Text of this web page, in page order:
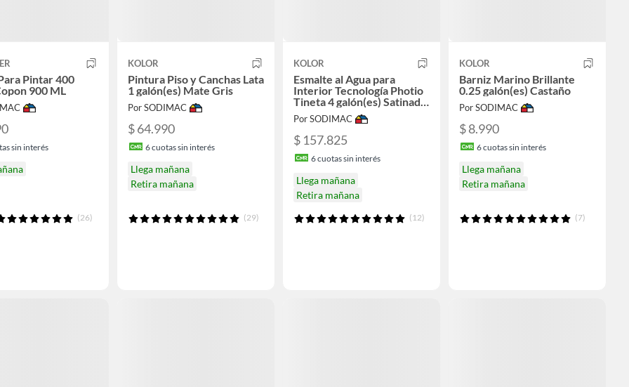
Pintar 400
900 ML
sin interés
(26)
KOLOR
Pintura Piso y Canchas Lata
1 galón(es) Mate Gris
Por SODIMAC
$ 64.990
6cuotas sin interés
Llega mañana
Retira mañana
(29)
KOLOR
Esmalte al Agua para
Interior Tecnología Photio
Tineta 4 galón(es) Satinado
Blanco
Por SODIMAC
$ 157.825
6cuotas sin interés
Llega mañana
Retira mañana
(12)
KOLOR
Barniz Marino Brillante
0.25 galón(es) Castaño
Por SODIMAC
$ 8.990
6cuotas sin interés
Llega mañana
Retira mañana
(7)